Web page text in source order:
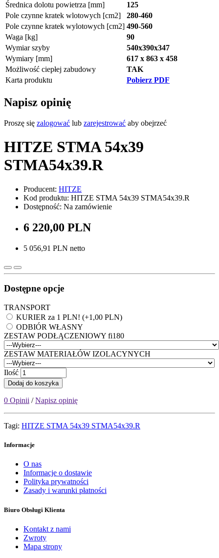
Średnica dolotu powietrza [mm]
125
Pole czynne kratek wlotowych [cm2]
280-460
Pole czynne kratek wylotowych [cm2] 490-560
Waga [kg]
90
Wymiar szyby
540x390x347
Wymiary [mm]
617 x 863 x 458
Możliwość ciepłej zabudowy
TAK
Karta produktu
Pobierz PDF
Napisz opinię
Proszę się zalogować lub zarejestrować aby obejrzeć
HITZE STMA 54x39
STMA54x39.R
Producent: HITZE
Kod produktu: HITZE STMA 54x39 STMA54x39.R
Dostępność: Na zamówienie
6 220,00 PLN
5 056,91 PLN netto
Dostępne opcje
TRANSPORT
KURIER za 1 PLN! (+1,00 PLN)
ODBIÓR WŁASNY
ZESTAW PODŁĄCZENIOWY fi180
ZESTAW MATERIAŁÓW IZOLACYNYCH
Ilość
Dodaj do koszyka
0 Opinii /Napisz opinię
Tagi: HITZE STMA 54x39 STMA54x39.R
Informacje
O nas
Informacje o dostawie
Polityka prywatności
Zasady i warunki płatności
Biuro Obsługi Klienta
Kontakt z nami
Zwroty
Mapa strony